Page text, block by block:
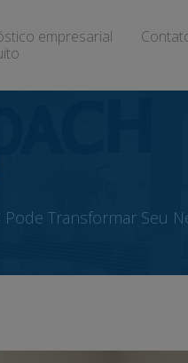
empresarial
Transformar Seu